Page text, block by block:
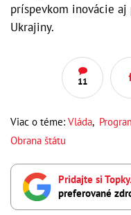
príspevkom inovácie
Ukrajiny.
11
Viac o téme: Vláda,
Obrana štátu
Pridajte si
preferované